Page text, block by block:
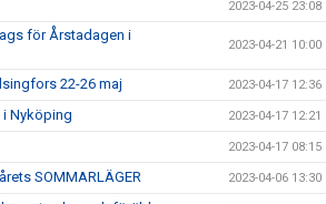
2023-04-25 23:08
för Årstadagen i
2023-04-21 10:00
22-26 maj 2023-04-17 12:36
i Nyköping 2023-04-17 12:21
2023-04-17 08:15
SOMMARLÄGER 2023-04-06 13:30